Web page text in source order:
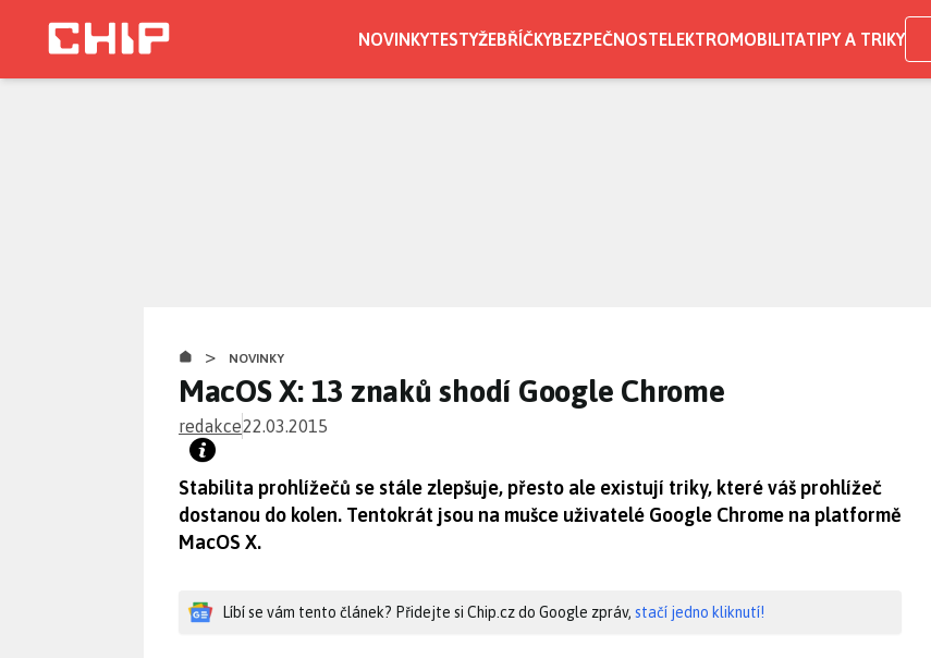
NOVINKYTESTYŽEBŘÍČKYBEZPEČNOSTELEKTROMOBILITATIPY A TRIKY
> NOVINKY
MacOS X: 13 znaků shodí Google Chrome
redakce22.03.2015
Stabilita prohlížečů se stále zlepšuje, přesto ale existují triky, které váš prohlížeč
dostanou do kolen. Tentokrát jsou na mušce uživatelé Google Chrome na platformě
MacOS X.
Líbí se vám tento článek? Přidejte si Chip.cz do Google zpráv, stačí jedno kliknutí!